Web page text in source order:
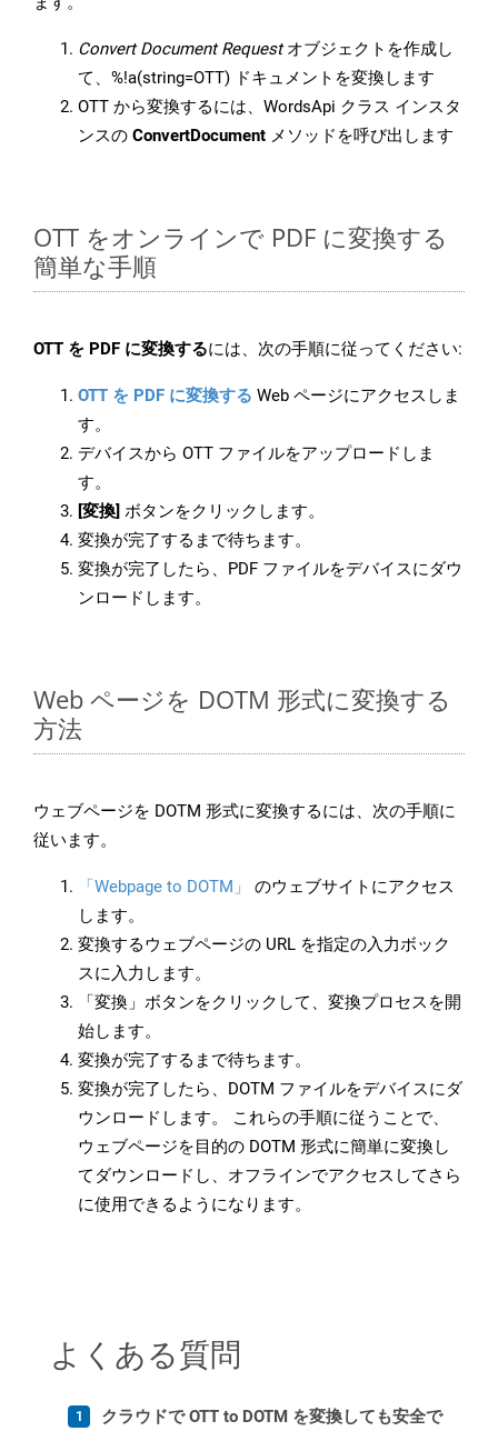
Convert Document Requestオブジェクトを作成し
て、%!a(string=OTT) ドキュメントを変換します
OTT から変換するには、WordsApi クラス インスタ
ンスの ConvertDocument メソッドを呼び出します
OTT をオンラインで PDF に変換する
簡単な手順
OTT を PDF に変換するには、次の手順に従ってください:
OTT を PDF に変換する Web ページにアクセスしま
す。
デバイスから OTT ファイルをアップロードしま
す。
[変換] ボタンをクリックします。
変換が完了するまで待ちます。
変換が完了したら、PDF ファイルをデバイスにダウ
ンロードします。
Web ページを DOTM 形式に変換する
方法
ウェブページを DOTM 形式に変換するには、次の手順に
従います。
「Webpage to DOTM」
のウェブサイトにアクセス
します。
変換するウェブページの URL を指定の入力ボック
スに入力します。
「変換」ボタンをクリックして、変換プロセスを開
始します。
変換が完了するまで待ちます。
変換が完了したら、DOTM ファイルをデバイスにダ
ウンロードします。 これらの手順に従うことで、
ウェブページを目的の DOTM 形式に簡単に変換し
てダウンロードし、オフラインでアクセスしてさら
に使用できるようになります。
よくある質問
クラウドで OTT to DOTM を変換しても安全で